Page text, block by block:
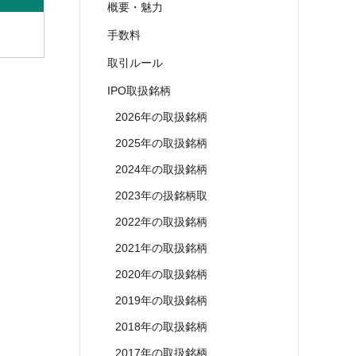
概要・魅力
手数料
取引ルール
IPO取扱銘柄
2026年の取扱銘柄
2025年の取扱銘柄
2024年の取扱銘柄
2023年の扱銘柄取
2022年の取扱銘柄
2021年の取扱銘柄
2020年の取扱銘柄
2019年の取扱銘柄
2018年の取扱銘柄
2017年の取扱銘柄